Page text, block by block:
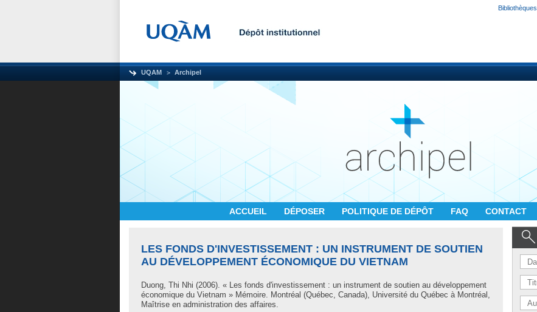
Bibliothèques
UQAM Archipel
ACCUEIL DÉPOSER POLITIQUE DE DÉPÔT FAQ CONTACT
LES FONDS D'INVESTISSEMENT : UN INSTRUMENT DE SOUTIEN
AU DÉVELOPPEMENT ÉCONOMIQUE DU VIETNAM
Duong, Thi Nhi (2006). « Les fonds d'investissement : un instrument de soutien au développement
économique du Vietnam » Mémoire. Montréal (Québec, Canada), Université du Québec à Montréal,
Maîtrise en administration des affaires.